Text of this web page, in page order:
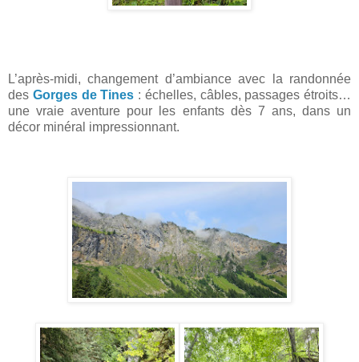
L’après-midi, changement d’ambiance avec la randonnée
des Gorges de Tines : échelles, câbles, passages étroits…
une vraie aventure pour les enfants dès 7 ans, dans un
décor minéral impressionnant.